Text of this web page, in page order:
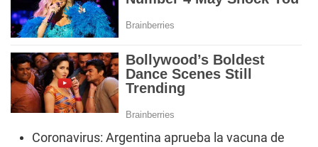
Coronavirus: Argentina aprueba la vacuna de